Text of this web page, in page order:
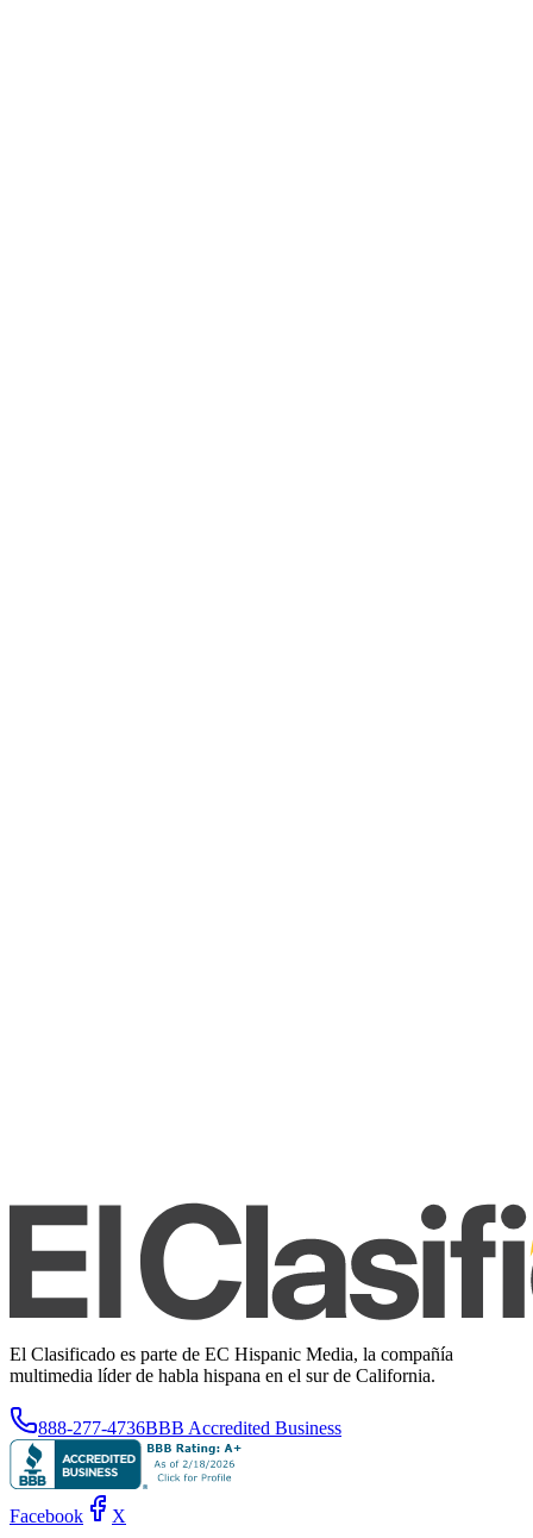
El Clasificado es parte de EC Hispanic Media, la compañía
multimedia líder de habla hispana en el sur de California.
888-277-4736BBB Accredited Business
Facebook X